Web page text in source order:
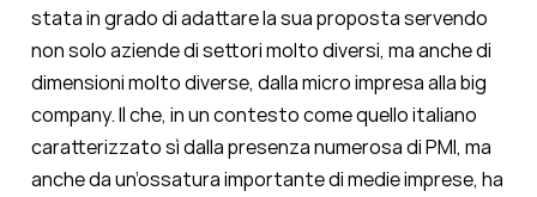
stata in grado di adattare la sua proposta servendo
non solo aziende di settori molto diversi, ma anche di
dimensioni molto diverse, dalla micro impresa alla big
company. Il che, in un contesto come quello italiano
caratterizzato sì dalla presenza numerosa di PMI, ma
anche da un’ossatura importante di medie imprese, ha